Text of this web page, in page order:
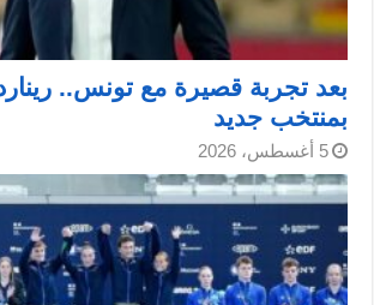
بعد تجربة قصيرة مع تونس..
بمنتخب جديد
5 أغسطس، 2026